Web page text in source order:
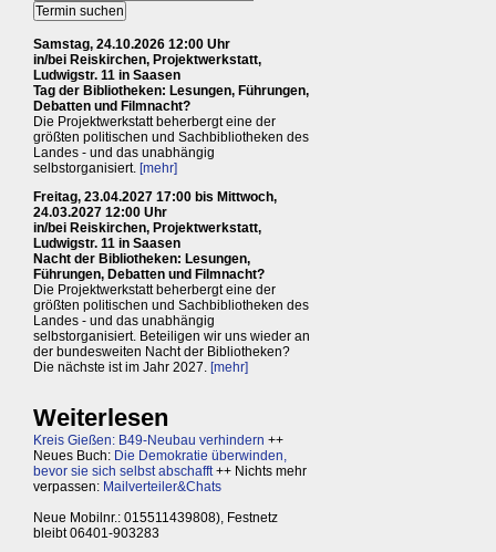
Samstag, 24.10.2026 12:00 Uhr
in/bei Reiskirchen, Projektwerkstatt,
Ludwigstr. 11 in Saasen
Tag der Bibliotheken: Lesungen, Führungen,
Debatten und Filmnacht?
Die Projektwerkstatt beherbergt eine der
größten politischen und Sachbibliotheken des
Landes - und das unabhängig
selbstorganisiert. [mehr]
Freitag, 23.04.2027 17:00 bis Mittwoch,
24.03.2027 12:00 Uhr
in/bei Reiskirchen, Projektwerkstatt,
Ludwigstr. 11 in Saasen
Nacht der Bibliotheken: Lesungen,
Führungen, Debatten und Filmnacht?
Die Projektwerkstatt beherbergt eine der
größten politischen und Sachbibliotheken des
Landes - und das unabhängig
selbstorganisiert. Beteiligen wir uns wieder an
der bundesweiten Nacht der Bibliotheken?
Die nächste ist im Jahr 2027. [mehr]
Weiterlesen
Kreis Gießen: B49-Neubau verhindern ++
Neues Buch: Die Demokratie überwinden,
bevor sie sich selbst abschafft++ Nichts mehr
verpassen: Mailverteiler&Chats
Neue Mobilnr.: 015511439808), Festnetz
bleibt 06401-903283